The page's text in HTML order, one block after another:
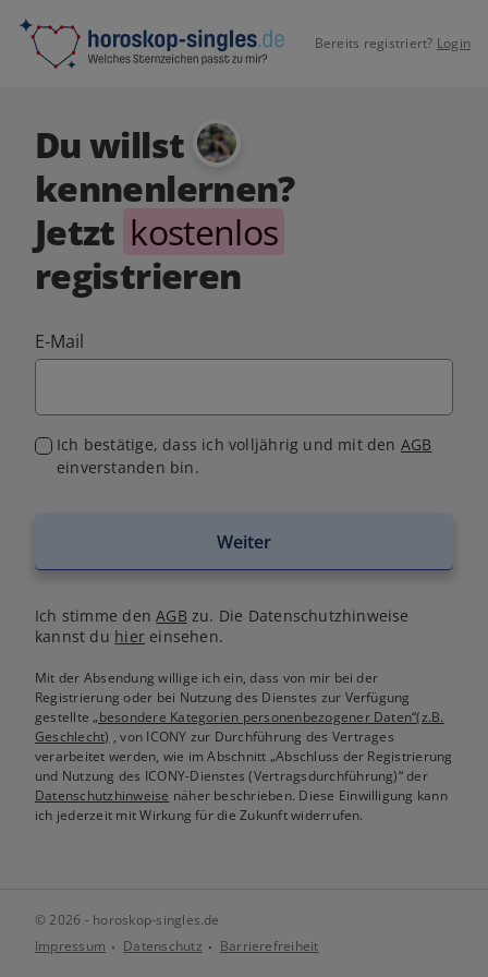
Bereits registriert? Login
Du willst
kennenlernen?
Jetzt kostenlos
registrieren
E-Mail
Ich bestätige, dass ich volljährig und mit den AGB
einverstanden bin.
Weiter
Ich stimme denAGB zu. Die Datenschutzhinweise
kannst du hiereinsehen.
Mit der Absendung willige ich ein, dass von mir bei der
Registrierung oder bei Nutzung des Dienstes zur Verfügung
gestellte„besondere Kategorien personenbezogener Daten“(z.B.
Geschlecht) , von ICONY zur Durchführung des Vertrages
verarbeitet werden, wie im Abschnitt „Abschluss der Registrierung
und Nutzung des ICONY-Dienstes (Vertragsdurchführung)“ der
Datenschutzhinweise näher beschrieben. Diese Einwilligung kann
ich jederzeit mit Wirkung für die Zukunft widerrufen.
© 2026 - horoskop-singles.de
Impressum
Datenschutz Barrierefreiheit